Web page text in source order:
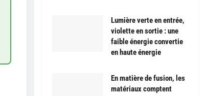
Lumière verte en entrée,
violette en sortie : une
faible énergie convertie
en haute énergie
En matière de fusion, les
matériaux comptent